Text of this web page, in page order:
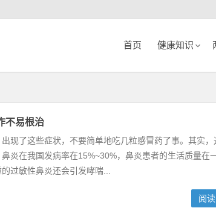
首页 健康知识
不易根治
现了这些症状，不要简单地吃几粒感冒药了事。其实，
炎在我国发病率在15%~30%，鼻炎患者的生活质量在
过敏性鼻炎还会引发哮喘...
阅